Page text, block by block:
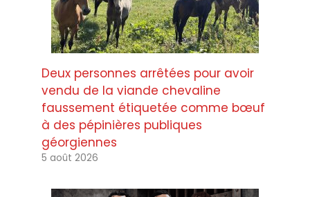
Deux personnes arrêtées pour avoir
vendu de la viande chevaline
faussement étiquetée comme bœuf
à des pépinières publiques
géorgiennes
5 août 2026